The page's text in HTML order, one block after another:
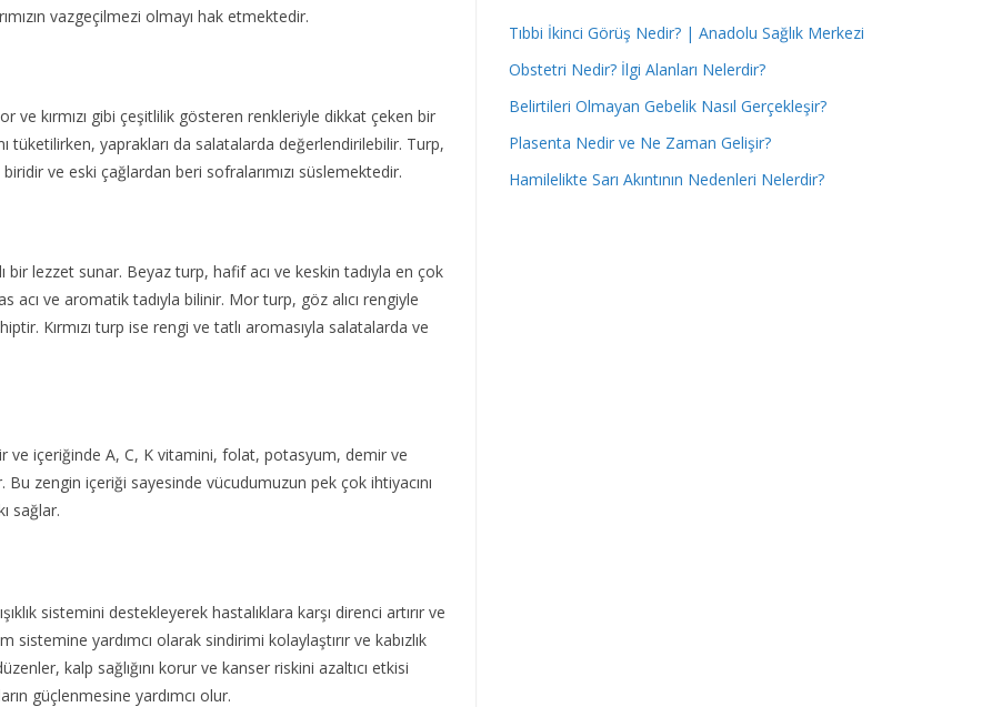
vazgeçilmezi olmayı hak etmektedir.
ve kırmızı gibi çeşitlilik gösteren renkleriyle dikkat çeken bir
tüketilirken, yaprakları da salatalarda değerlendirilebilir. Turp,
ve eski çağlardan beri sofralarımızı süslemektedir.
lezzet sunar. Beyaz turp, hafif acı ve keskin tadıyla en çok
ve aromatik tadıyla bilinir. Mor turp, göz alıcı rengiyle
Kırmızı turp ise rengi ve tatlı aromasıyla salatalarda ve
ve içeriğinde A, C, K vitamini, folat, potasyum, demir ve
zengin içeriği sayesinde vücudumuzun pek çok ihtiyacını
sağlar.
sistemini destekleyerek hastalıklara karşı direnci artırır ve
sistemine yardımcı olarak sindirimi kolaylaştırır ve kabızlık
kalp sağlığını korur ve kanser riskini azaltıcı etkisi
güçlenmesine yardımcı olur.
Tıbbi İkinci Görüş Nedir? | Anadolu Sağlık Merkezi
Obstetri Nedir? İlgi Alanları Nelerdir?
Belirtileri Olmayan Gebelik Nasıl Gerçekleşir?
Plasenta Nedir ve Ne Zaman Gelişir?
Hamilelikte Sarı Akıntının Nedenleri Nelerdir?